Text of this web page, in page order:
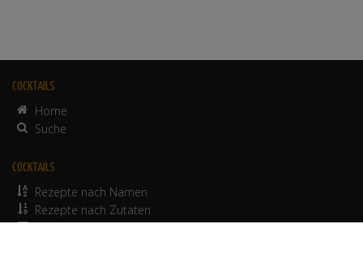
COCKTAILS
Home
Suche
COCKTAILS
Rezepte nach Namen
Rezepte nach Zutaten
alkoholfreie Rezepte